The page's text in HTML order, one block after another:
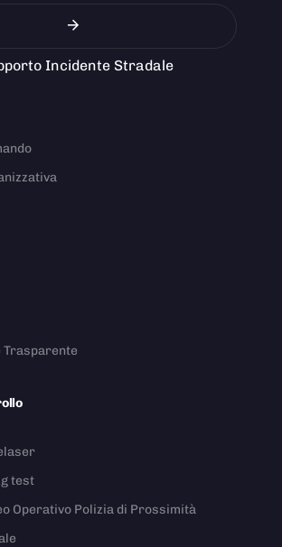
Incidente Stradale
test
Operativo Polizia di Prossimità